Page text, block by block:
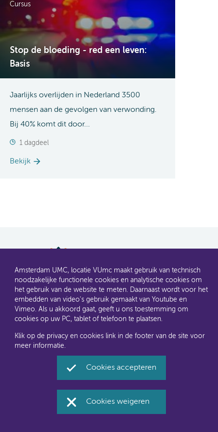
Cursus
Stop de bloeding - red een leven:
Basis
Jaarlijks overlijden in Nederland 3500
mensen aan de gevolgen van verwonding.
Bij 40% komt dit door...
1 dagdeel
Bekijk
AMC en VUmc zijn al een tijdje samen Amsterdam UMC.
Dit gaat u ook merken aan de websites: steeds meer
informatie verhuist naar amsterdamumc.nl en
amsterdamumc.org
Amsterdam UMC, locatie VUmc via Social Media
FacebookTwitter InstagramLinkedInYoutube
Disclaimer Toegankelijkheid
Privacyverklaring en
cookies
Amsterdam UMC, locatie VUmc maakt gebruik van technisch
noodzakelijke functionele cookies en analytische cookies om
het gebruik van de website te meten. Daarnaast wordt voor het
embedden van video's gebruik gemaakt van Youtube en
Vimeo. Als u akkoord gaat, geeft u ons toestemming om
cookies op uw PC, tablet of telefoon te plaatsen.
Klik op de privacy en cookies link in de footer van de site voor
meer informatie.
Cookies accepteren
Cookies weigeren